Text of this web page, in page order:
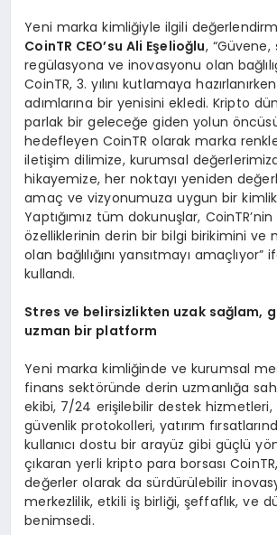
Yeni marka kimliğiyle ilgili
CoinTR CEO’su Ali Eşelioğlu, “Güvene,
regülasyona ve inovasyonu olan
CoinTR, 3. yılını kutlamaya
adımlarına bir yenisini ekledi. Kripto
parlak bir geleceğe giden yolun
hedefleyen CoinTR olarak marka
iletişim dilimize, kurumsal
hikayemize, her noktayı yeniden
amaç ve vizyonumuza uygun bir
Yaptığımız tüm dokunuşlar,
özelliklerinin derin bir bilgi birikimini ve
olan bağlılığını yansıtmayı amaçlıyor”
kullandı.
Stres ve belirsizlikten uzak sağlam, g
uzman bir platform
Yeni marka kimliğinde ve kurumsal
finans sektöründe derin uzmanlığa
ekibi, 7/24 erişilebilir destek hizmetleri,
güvenlik protokolleri, yatırım
kullanıcı dostu bir arayüz gibi güçlü
çıkaran yerli kripto para borsası
değerler olarak da sürdürülebilir
merkezlilik, etkili iş birliği, şeffaflık, ve
benimsedi.